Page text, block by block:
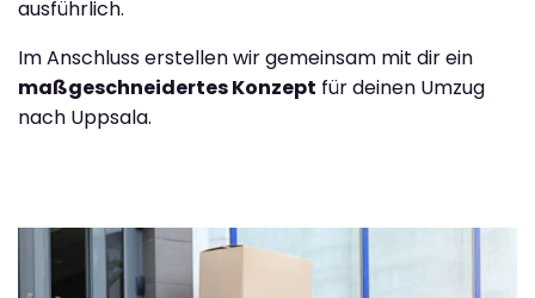
ausführlich.
Im Anschluss erstellen wir gemeinsam mit dir ein
maßgeschneidertes Konzept für deinen Umzug
nach Uppsala.